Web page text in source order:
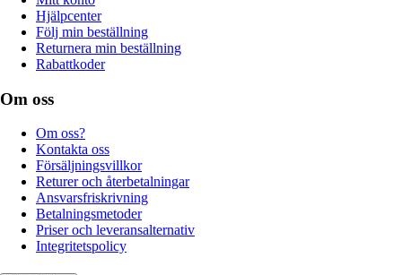
Hjälpcenter
Följ min beställning
Returnera min beställning
Rabattkoder
Om oss
Om oss?
Kontakta oss
Försäljningsvillkor
Returer och återbetalningar
Ansvarsfriskrivning
Betalningsmetoder
Priser och leveransalternativ
Integritetspolicy